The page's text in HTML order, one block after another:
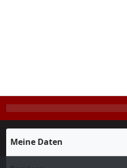
Meine Daten